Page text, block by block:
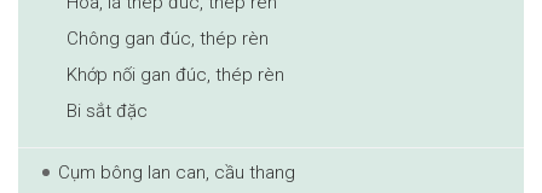
Chông gan đúc, thép rèn
Khớp nối gan đúc, thép rèn
Bi sắt đặc
Cụm bông lan can, cầu thang